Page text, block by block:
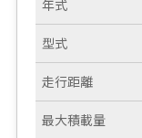
年式
型式
走行距離
最大積載量